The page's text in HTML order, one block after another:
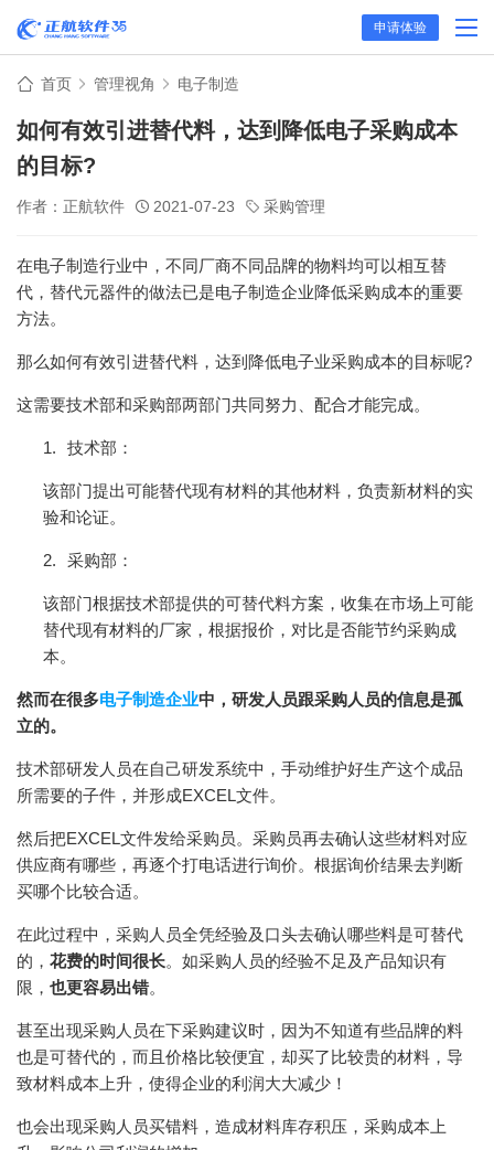
申请体验
首页 管理视角 电子制造
如何有效引进替代料，达到降低电子采购成本
的目标?
作者：正航软件 2021-07-23 采购管理
在电子制造行业中，不同厂商不同品牌的物料均可以相互替
代，替代元器件的做法已是电子制造企业降低采购成本的重要
方法。
那么如何有效引进替代料，达到降低电子业采购成本的目标呢?
这需要技术部和采购部两部门共同努力、配合才能完成。
1. 技术部：
该部门提出可能替代现有材料的其他材料，负责新材料的实
验和论证。
2. 采购部：
该部门根据技术部提供的可替代料方案，收集在市场上可能
替代现有材料的厂家，根据报价，对比是否能节约采购成
本。
然而在很多电子制造企业中，研发人员跟采购人员的信息是孤
立的。
技术部研发人员在自己研发系统中，手动维护好生产这个成品
所需要的子件，并形成EXCEL文件。
然后把EXCEL文件发给采购员。采购员再去确认这些材料对应
供应商有哪些，再逐个打电话进行询价。根据询价结果去判断
买哪个比较合适。
在此过程中，采购人员全凭经验及口头去确认哪些料是可替代
的， 花费的时间很长。如采购人员的经验不足及产品知识有
限， 也更容易出错。
甚至出现采购人员在下采购建议时，因为不知道有些品牌的料
也是可替代的，而且价格比较便宜，却买了比较贵的材料，导
致材料成本上升，使得企业的利润大大减少！
也会出现采购人员买错料，造成材料库存积压，采购成本上